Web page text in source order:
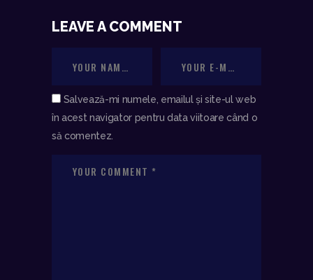
LEAVE A COMMENT
Salvează-mi numele, emailul și site-ul web
în acest navigator pentru data viitoare când o
să comentez.